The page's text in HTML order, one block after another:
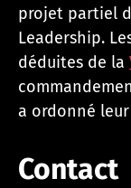
projet partiel
Leadership.
déduites de la
a ordonné
Contact